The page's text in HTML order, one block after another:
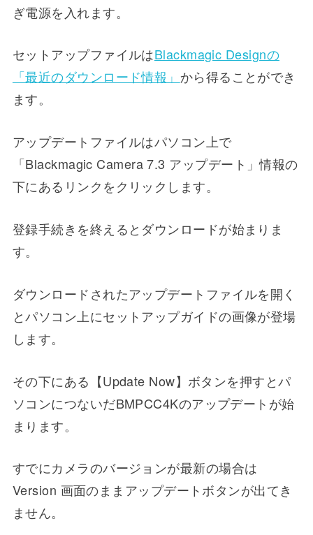
ぎ電源を入れます。
セットアップファイルはBlackmagic Designの
「最近のダウンロード情報」 から得ることができ
ます。
アップデートファイルはパソコン上で
「Blackmagic Camera 7.3 アップデート」情報の
下にあるリンクをクリックします。
登録手続きを終えるとダウンロードが始まりま
す。
ダウンロードされたアップデートファイルを開く
とパソコン上にセットアップガイドの画像が登場
します。
その下にある【Update Now】ボタンを押すとパ
ソコンにつないだBMPCC4Kのアップデートが始
まります。
すでにカメラのバージョンが最新の場合は
Version 画面のままアップデートボタンが出てき
ません。